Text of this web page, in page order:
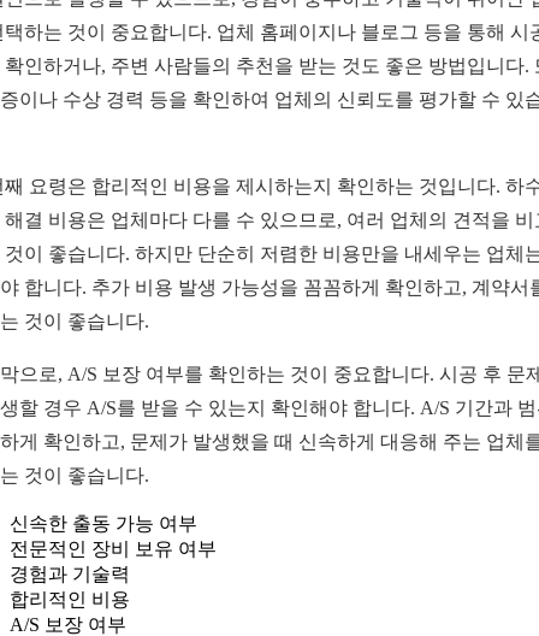
택하는 것이 중요합니다. 업체 홈페이지나 블로그 등을 통해 시
확인하거나, 주변 사람들의 추천을 받는 것도 좋은 방법입니다.
이나 수상 경력 등을 확인하여 업체의 신뢰도를 평가할 수 있
째 요령은 합리적인 비용을 제시하는지 확인하는 것입니다. 하
해결 비용은 업체마다 다를 수 있으므로, 여러 업체의 견적을 비
것이 좋습니다. 하지만 단순히 저렴한 비용만을 내세우는 업체
합니다. 추가 비용 발생 가능성을 꼼꼼하게 확인하고, 계약서
것이 좋습니다.
으로, A/S 보장 여부를 확인하는 것이 중요합니다. 시공 후 문
할 경우 A/S를 받을 수 있는지 확인해야 합니다. A/S 기간과
게 확인하고, 문제가 발생했을 때 신속하게 대응해 주는 업체
것이 좋습니다.
신속한 출동 가능 여부
전문적인 장비 보유 여부
경험과 기술력
합리적인 비용
A/S 보장 여부